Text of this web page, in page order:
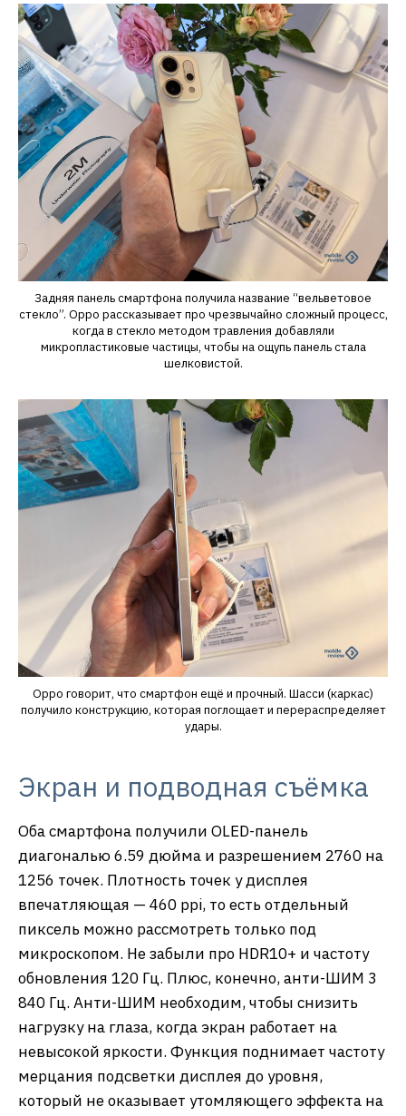
Задняя панель смартфона получила название “вельветовое
стекло”. Oppo рассказывает про чрезвычайно сложный процесс,
когда в стекло методом травления добавляли
микропластиковые частицы, чтобы на ощупь панель стала
шелковистой.
Oppo говорит, что смартфон ещё и прочный. Шасси (каркас)
получило конструкцию, которая поглощает и перераспределяет
удары.
Экран и подводная съёмка
Оба смартфона получили OLED-панель
диагональю 6.59 дюйма и разрешением 2760 на
1256 точек. Плотность точек у дисплея
впечатляющая — 460 ppi, то есть отдельный
пиксель можно рассмотреть только под
микроскопом. Не забыли про HDR10+ и частоту
обновления 120 Гц. Плюс, конечно, анти-ШИМ 3
840 Гц. Анти-ШИМ необходим, чтобы снизить
нагрузку на глаза, когда экран работает на
невысокой яркости. Функция поднимает частоту
мерцания подсветки дисплея до уровня,
который не оказывает утомляющего эффекта на